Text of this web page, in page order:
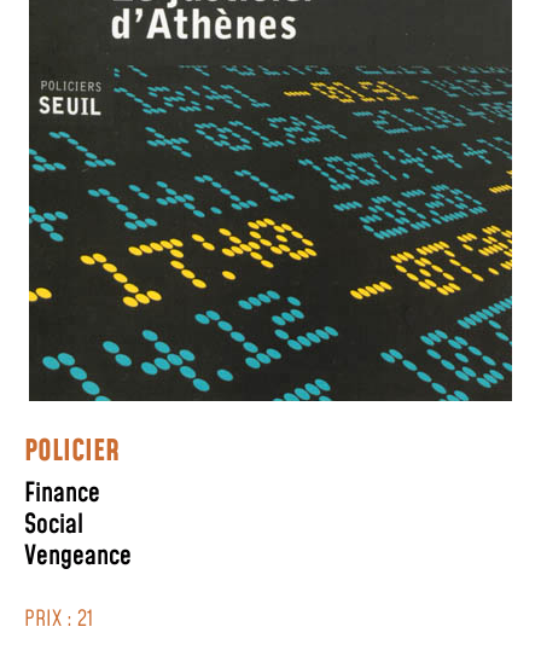
POLICIER
Finance
Social
Vengeance
PRIX : 21